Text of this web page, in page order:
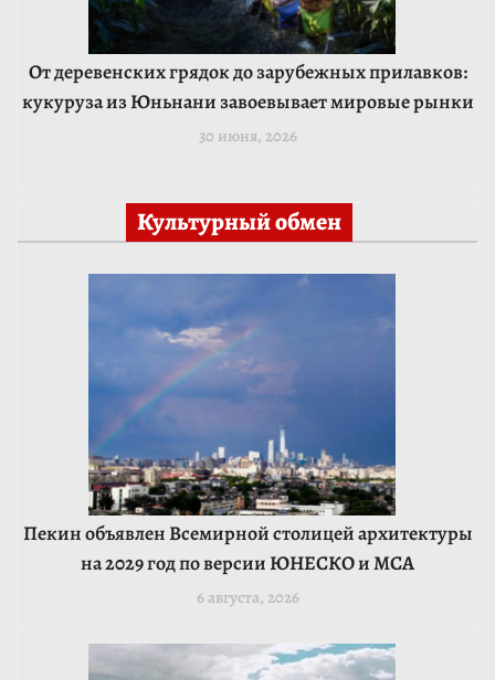
От деревенских грядок до зарубежных прилавков:
кукуруза из Юньнани завоевывает мировые рынки
30 июня, 2026
Культурный обмен
Пекин объявлен Всемирной столицей архитектуры
на 2029 год по версии ЮНЕСКО и МСА
6 августа, 2026